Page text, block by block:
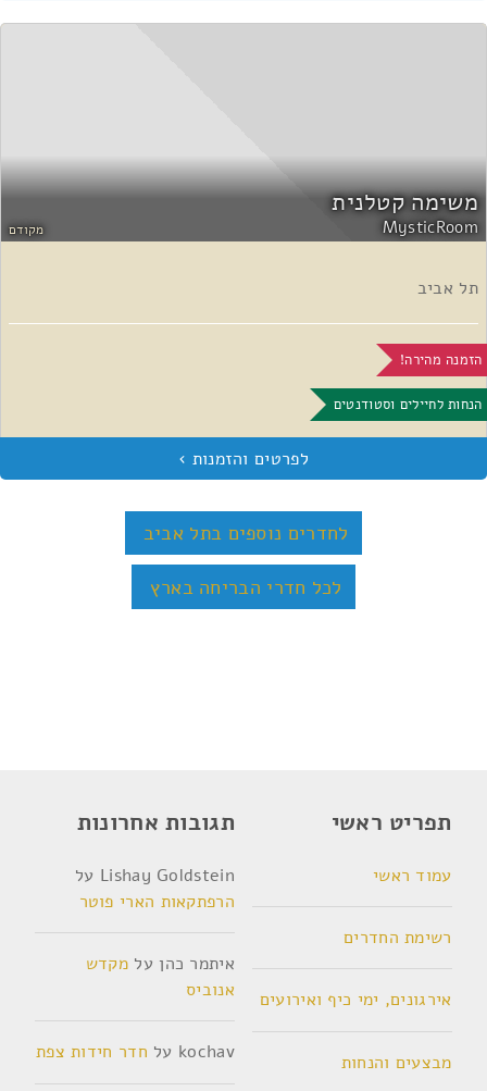
משימה קטלנית
MysticRoom מקודם
תל אביב
הזמנה מהירה!
הנחות לחיילים וסטודנטים
לחדרים נוספים בתל אביב
לכל חדרי הבריחה בארץ
תפריט ראשי
עמוד ראשי
רשימת החדרים
אירגונים, ימי כיף ואירועים
מבצעים והנחות
תגובות אחרונות
Lishay Goldstein על
הרפתקאות הארי פוטר
איתמר כהן על מקדש
אנוביס
kochav על חדר חידות צפת